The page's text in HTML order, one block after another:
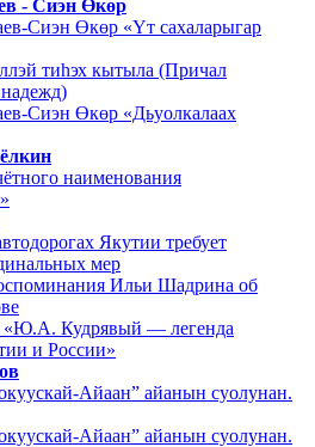
- Сиэн Өкөр
Сиэн Өкөр «Үт сахаларыгар
тиһэх кытыла (Причал
Сиэн Өкөр «Дьуолкалаах
наименования
Якутии требует
мер
Ильи Шадрина об
Кудрявый — легенда
и России»
Айаан” айанын суолунан.
Айаан” айанын суолунан.